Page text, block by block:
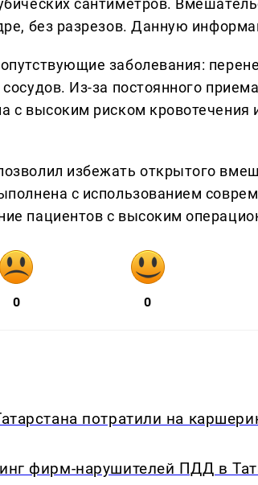
сантиметров.
без разрезов. Данную
заболевания:
Из-за постоянного
с высоким риском кровотечения
избежать открытого
с использованием
пациентов с высоким
0 0
потратили на
фирм-нарушителей ПДД в